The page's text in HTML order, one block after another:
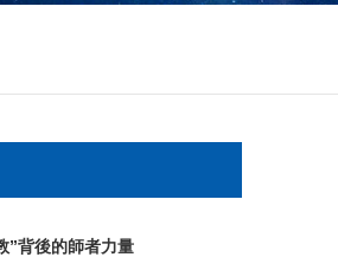
”背後的師者力量